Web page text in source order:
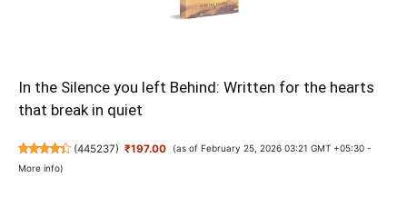
In the Silence you left Behind: Written for the hearts
that break in quiet
(445237) ₹197.00
(as of February 25, 2026 03:21 GMT +05:30 -
More info)